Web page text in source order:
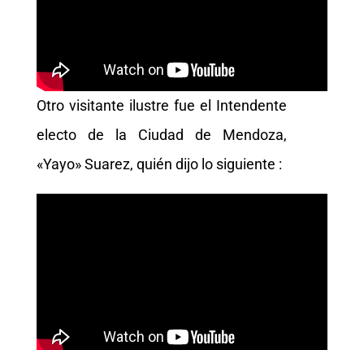
Otro visitante ilustre fue el Intendente
electo de la Ciudad de Mendoza,
«Yayo» Suarez, quién dijo lo siguiente :